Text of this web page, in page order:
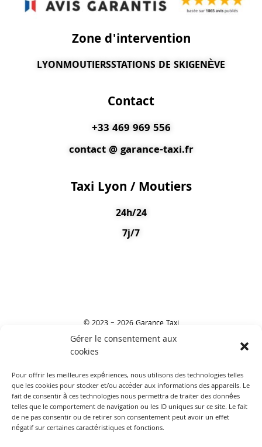
Gérer le consentement aux
cookies
Pour offrir les meilleures expériences, nous utilisons des technologies telles
que les cookies pour stocker et/ou accéder aux informations des appareils. Le
fait de consentir à ces technologies nous permettra de traiter des données
telles que le comportement de navigation ou les ID uniques sur ce site. Le fait
de ne pas consentir ou de retirer son consentement peut avoir un effet
négatif sur certaines caractéristiques et fonctions.
Zone d'intervention
LYONMOUTIERSSTATIONS DE SKIGENÈVE
Contact
+33 469 969 556
contact @ garance-taxi.fr
Taxi Lyon / Moutiers
24h/24
7j/7
© 2023 – 2026 Garance Taxi